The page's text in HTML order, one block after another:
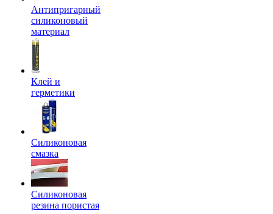
Антипригарный
силиконовый
материал
Клей и
герметики
Силиконовая
смазка
Силиконовая
резина пористая